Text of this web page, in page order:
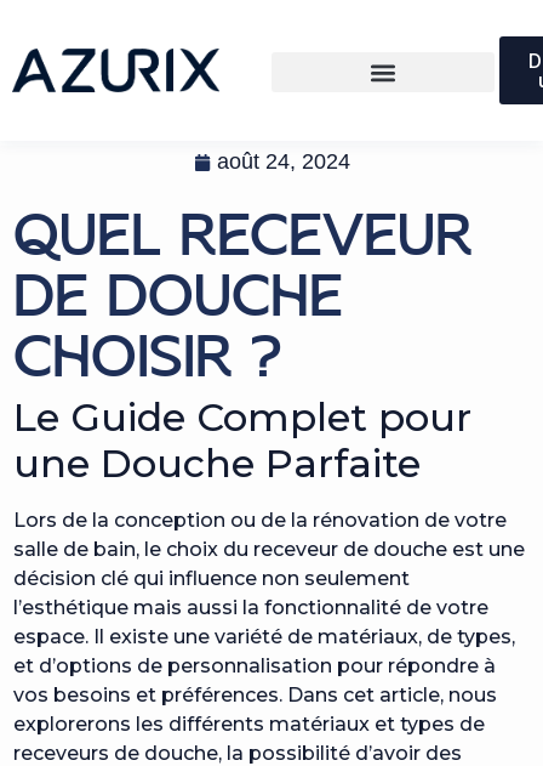
août 24, 2024
QUEL RECEVEUR
DE DOUCHE
CHOISIR ?
Le Guide Complet pour
une Douche Parfaite
Lors de la conception ou de la rénovation de votre
salle de bain, le choix du receveur de douche est une
décision clé qui influence non seulement
l’esthétique mais aussi la fonctionnalité de votre
espace. Il existe une variété de matériaux, de types,
et d’options de personnalisation pour répondre à
vos besoins et préférences. Dans cet article, nous
explorerons les différents matériaux et types de
receveurs de douche, la possibilité d’avoir des